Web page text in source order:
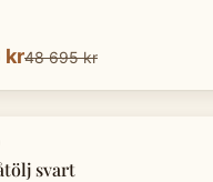
kr48 695 kr
svart